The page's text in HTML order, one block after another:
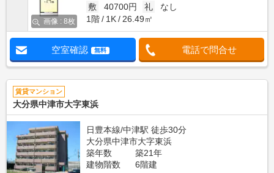
画像 : 8枚
敷
40700円 礼
なし
1階
1K 26.49㎡
空室確認 無料 電話で問合せ
賃貸マンション
大分県中津市大字東浜
日豊本線/中津駅 徒歩30分
大分県中津市大字東浜
築年数
築21年
建物階数
6階建